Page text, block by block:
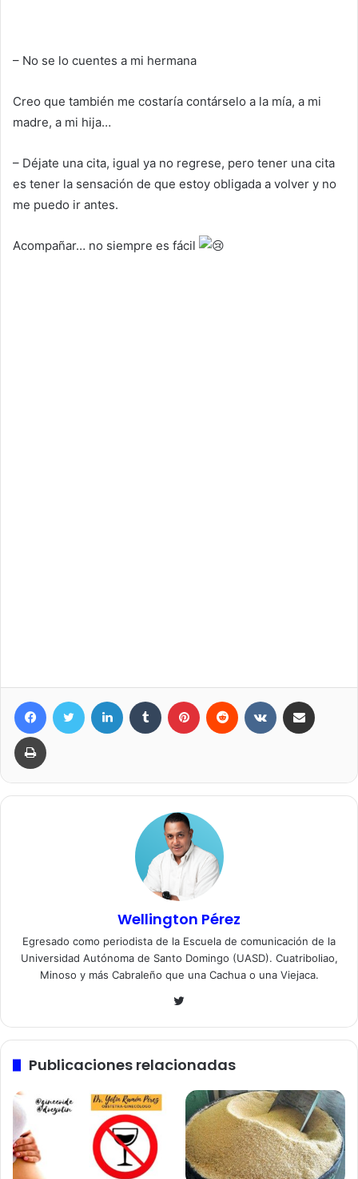
– No se lo cuentes a mi hermana
Creo que también me costaría contárselo a la mía, a mi
madre, a mi hija…
– Déjate una cita, igual ya no regrese, pero tener una cita
es tener la sensación de que estoy obligada a volver y no
me puedo ir antes.
Acompañar… no siempre es fácil
FacebookTwitter LinkedIn Tumblr Pinterest Reddit VKontakte
Imprimir
Wellington Pérez
Egresado como periodista de la Escuela de comunicación de la
Universidad Autónoma de Santo Domingo (UASD). Cuatriboliao,
Minoso y más Cabraleño que una Cachua o una Viejaca.
Twitter
Publicaciones relacionadas